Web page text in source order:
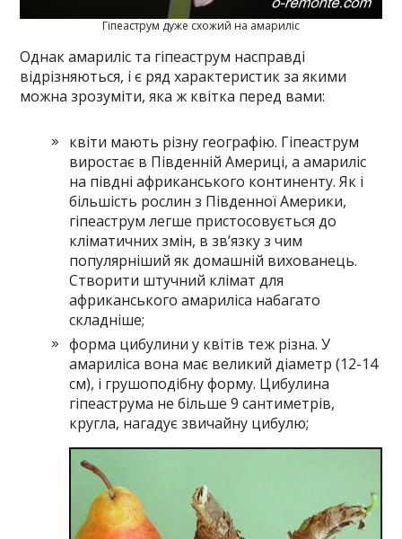
Гіпеаструм дуже схожий на амариліс
Однак амариліс та гіпеаструм насправді
відрізняються, і є ряд характеристик за якими
можна зрозуміти, яка ж квітка перед вами:
квіти мають різну географію. Гіпеаструм
виростає в Південній Америці, а амариліс
на півдні африканського континенту. Як і
більшість рослин з Південної Америки,
гіпеаструм легше пристосовується до
кліматичних змін, в зв’язку з чим
популярніший як домашній вихованець.
Створити штучний клімат для
африканського амариліса набагато
складніше;
форма цибулини у квітів теж різна. У
амариліса вона має великий діаметр (12-14
см), і грушоподібну форму. Цибулина
гіпеаструма не більше 9 сантиметрів,
кругла, нагадує звичайну цибулю;